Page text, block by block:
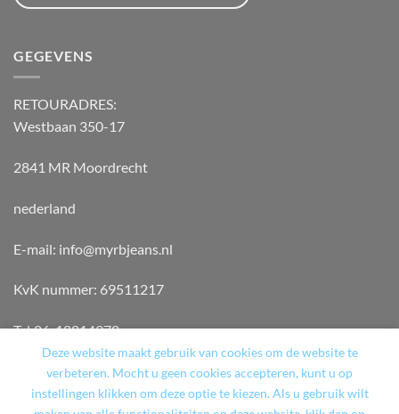
GEGEVENS
RETOURADRES:
Westbaan 350-17
2841 MR Moordrecht
nederland
E-mail: info@myrbjeans.nl
KvK nummer: 69511217
Tel:06-18814970
Deze website maakt gebruik van cookies om de website te
verbeteren. Mocht u geen cookies accepteren, kunt u op
instellingen klikken om deze optie te kiezen. Als u gebruik wilt